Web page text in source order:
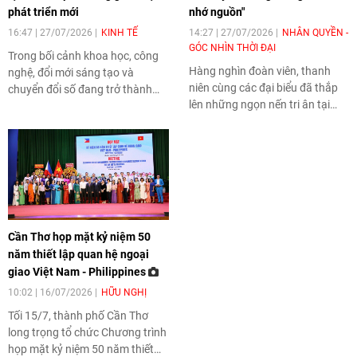
phát triển mới
16:47 | 27/07/2026 KINH TẾ
Trong bối cảnh khoa học, công
nghệ, đổi mới sáng tạo và
chuyển đổi số đang trở thành
quyết tâm nâng cao năng lực
đổi mới sáng tạo, hướng tới mục
tiêu trở thành trung tâm động
lực phát triển của vùng Đồng
bằng sông Cửu Long (ĐBSCL)
và cực tăng trưởng mới của cả
nước.
nhớ nguồn"
14:27 | 27/07/2026
NHÂN QUYỀN -
GÓC NHÌN THỜI ĐẠI
Hàng nghìn đoàn viên, thanh
niên cùng các đại biểu đã thắp
lên những ngọn nến tri ân tại
Cần Thơ họp mặt kỷ niệm 50
năm thiết lập quan hệ ngoại
giao Việt Nam - Philippines
10:02 | 16/07/2026 HỮU NGHỊ
Tối 15/7, thành phố Cần Thơ
long trọng tổ chức Chương trình
họp mặt kỷ niệm 50 năm thiết